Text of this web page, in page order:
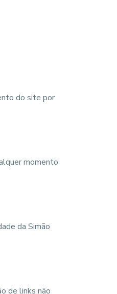
do site por
momento
da Simão
de links não